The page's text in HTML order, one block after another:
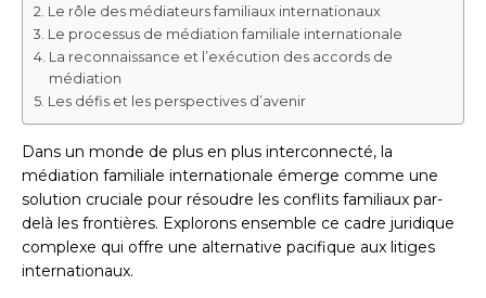
Le rôle des médiateurs familiaux internationaux
Le processus de médiation familiale internationale
La reconnaissance et l’exécution des accords de
médiation
Les défis et les perspectives d’avenir
Dans un monde de plus en plus interconnecté, la
médiation familiale internationale émerge comme une
solution cruciale pour résoudre les conflits familiaux par-
delà les frontières. Explorons ensemble ce cadre juridique
complexe qui offre une alternative pacifique aux litiges
internationaux.